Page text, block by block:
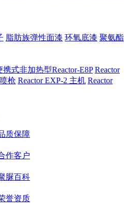
脂肪族弹性面漆 环氧底漆 聚氨酯
携式非加热型Reactor-E8P Reactor
枪 Reactor EXP-2 主机 Reactor
质保障
作客户
脲百科
誉资质